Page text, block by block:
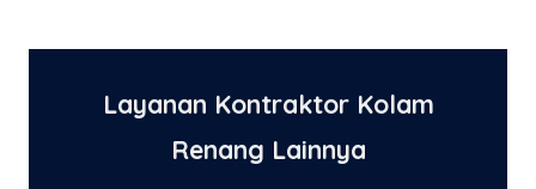
Layanan Kontraktor Kolam
Renang Lainnya